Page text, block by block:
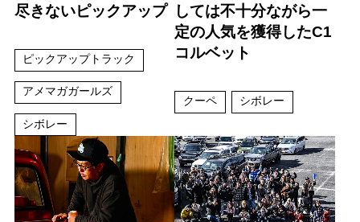
尽きないピックアップ
ピックアップトラック
アメマガガールズ
シボレー
しては不十分ながら一
定の人気を獲得したC1
コルベット
クーペ シボレー